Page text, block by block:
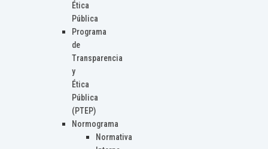
Ética
Pública
Programa
de
Transparencia
y
Ética
Pública
(PTEP)
Normograma
Normativa